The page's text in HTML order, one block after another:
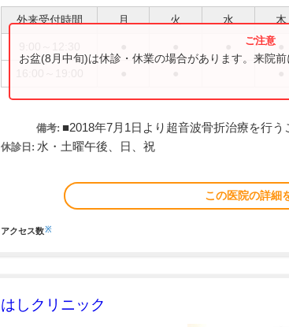
外来受付時間 月 火 水 木
お盆(8月中旬)は休診・休業の場合があります。来院
備考: ■2018年7月1日より超音波骨折治療を行
休診日: 水・土曜午後、日、祝
この医院の詳細
アクセス数※
はしクリニック